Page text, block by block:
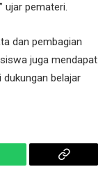
ujar pemateri.
dan pembagian
juga mendapat
belajar
Copy